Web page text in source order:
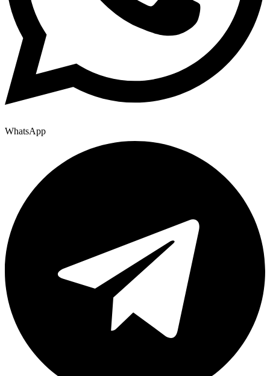
WhatsApp